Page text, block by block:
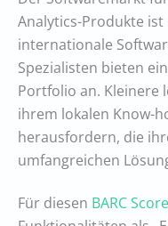
Analytics-Produkte
internationale
Spezialisten bieten
Portfolio an. Kleinere
ihrem lokalen Know-
herausfordern, die
umfangreichen
Für diesen BARC Score